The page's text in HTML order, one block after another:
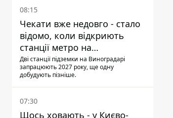
08:15
Чекати вже недовго - стало
відомо, коли відкриють
станції метро на
Виноградарі
Дві станції підземки на Виноградарі
запрацюють 2027 року, ще одну
добудують пізніше.
07:30
Щось ховають - у Києво-